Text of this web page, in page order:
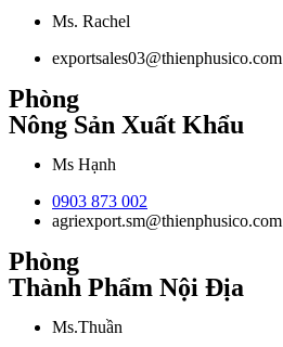
Ms. Rachel
exportsales03@thienphusico.com
Phòng
Nông Sản Xuất Khẩu
Ms Hạnh
0903 873 002
agriexport.sm@thienphusico.com
Phòng
Thành Phẩm Nội Địa
Ms.Thuần